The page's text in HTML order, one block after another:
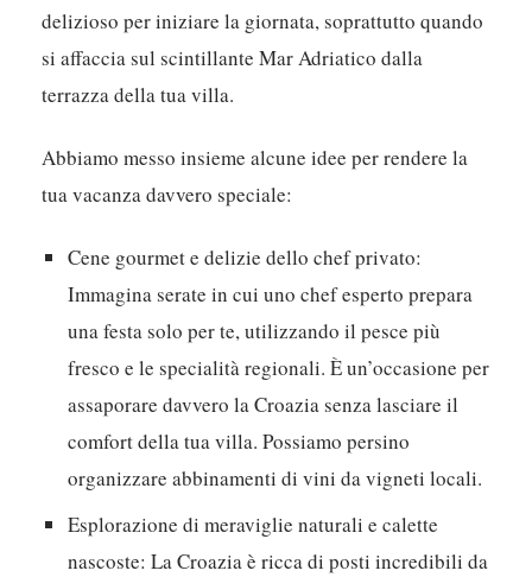
delizioso per iniziare la giornata, soprattutto quando
si affaccia sul scintillante Mar Adriatico dalla
terrazza della tua villa.
Abbiamo messo insieme alcune idee per rendere la
tua vacanza davvero speciale:
Cene gourmet e delizie dello chef privato:
Immagina serate in cui uno chef esperto prepara
una festa solo per te, utilizzando il pesce più
fresco e le specialità regionali. È un’occasione per
assaporare davvero la Croazia senza lasciare il
comfort della tua villa. Possiamo persino
organizzare abbinamenti di vini da vigneti locali.
Esplorazione di meraviglie naturali e calette
nascoste: La Croazia è ricca di posti incredibili da